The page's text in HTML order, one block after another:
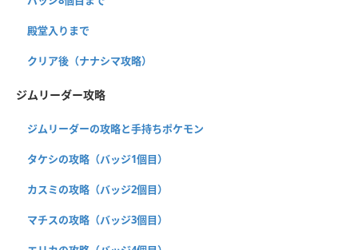
殿堂入りまで
クリア後（ナナシマ攻略）
ジムリーダー攻略
ジムリーダーの攻略と手持ちポケモン
タケシの攻略（バッジ1個目）
カスミの攻略（バッジ2個目）
マチスの攻略（バッジ3個目）